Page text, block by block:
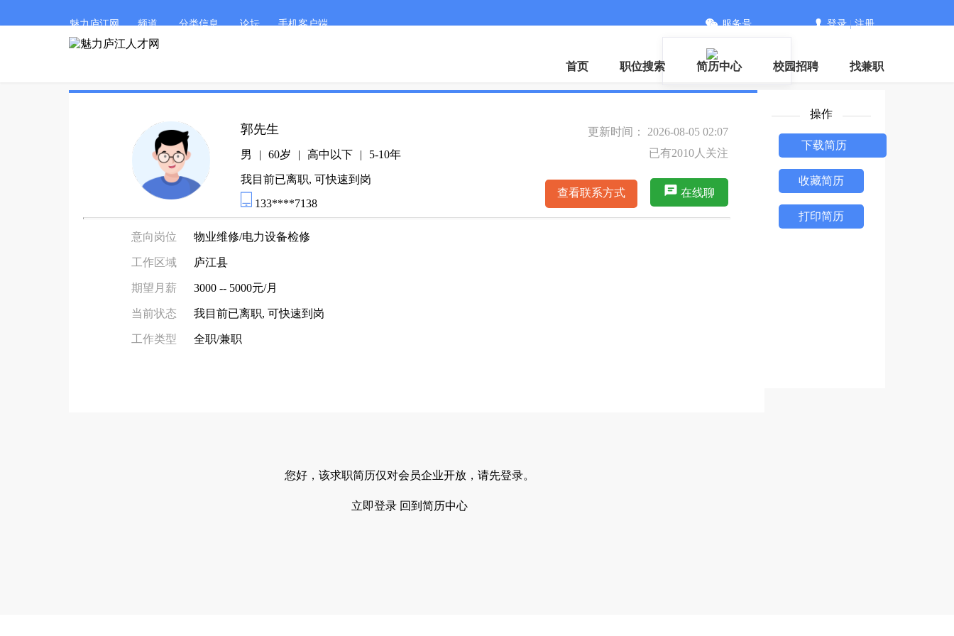
魅力庐江网 频道 分类信息 论坛 手机客户端
微信
服务号 登录|注册
首页 职位搜索 简历中心 校园招聘 找兼职
郭先生
男 | 60岁 | 高中以下 | 5-10年
我目前已离职, 可快速到岗
133****7138
更新时间： 2026-08-05 02:07
已有2010人关注
查看联系方式 在线聊
意向岗位 物业维修/电力设备检修
工作区域 庐江县
期望月薪 3000 -- 5000元/月
当前状态 我目前已离职, 可快速到岗
工作类型 全职/兼职
您好，该求职简历仅对会员企业开放，请先登录。
立即登录 回到简历中心
操作
下载简历
收藏简历
打印简历